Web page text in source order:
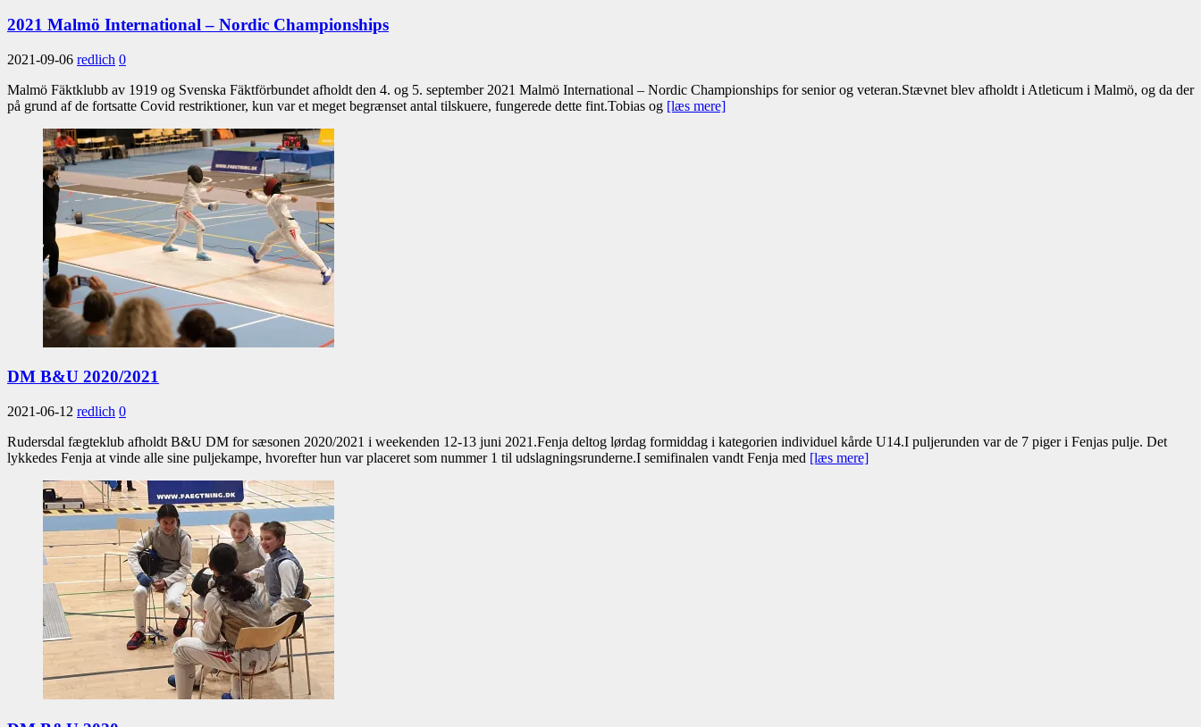
2021 Malmö International – Nordic Championships
2021-09-06 redlich 0
Malmö Fäktklubb av 1919 og Svenska Fäktförbundet afholdt den 4. og 5. september 2021 Malmö International – Nordic Championships for senior og veteran.Stævnet blev afholdt i Atleticum i Malmö, og da der
på grund af de fortsatte Covid restriktioner, kun var et meget begrænset antal tilskuere, fungerede dette fint.Tobias og [læs mere]
DM B&U 2020/2021
2021-06-12 redlich 0
Rudersdal fægteklub afholdt B&U DM for sæsonen 2020/2021 i weekenden 12-13 juni 2021.Fenja deltog lørdag formiddag i kategorien individuel kårde U14.I puljerunden var de 7 piger i Fenjas pulje. Det
lykkedes Fenja at vinde alle sine puljekampe, hvorefter hun var placeret som nummer 1 til udslagningsrunderne.I semifinalen vandt Fenja med [læs mere]